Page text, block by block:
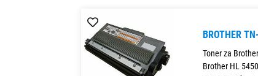
BROTHER
Toner za
Brother HL